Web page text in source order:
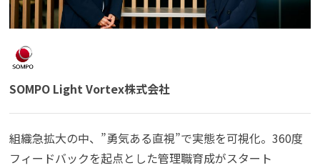
SOMPO Light Vortex株式会社
組織急拡大の中、”勇気ある直視”で実態を可視化。360度
フィードバックを起点とした管理職育成がスタート